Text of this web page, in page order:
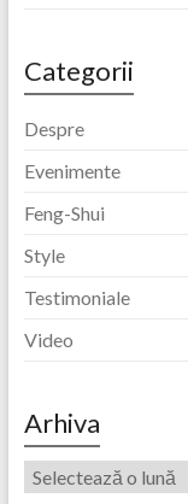
Categorii
Despre
Evenimente
Feng-Shui
Style
Testimoniale
Video
Arhiva